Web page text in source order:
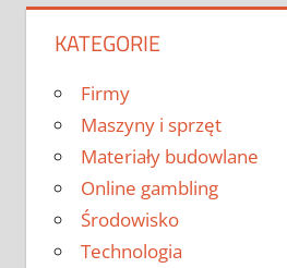
KATEGORIE
Firmy
Maszyny i sprzęt
Materiały budowlane
Online gambling
Środowisko
Technologia